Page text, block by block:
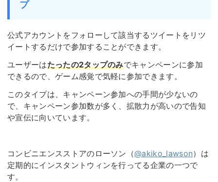
プ
公式アカウントをフォローして該当するツイートをリツ
イートするだけで参加することができます。
ユーザーはたったの2タップのみでキャンペーンに参加
できるので、ゲーム感覚で気軽に参加できます。
このタイプは、キャンペーン参加への手間が少ないの
で、キャンペーン参加数が多く、拡散力が高いので告知
や宣伝に向いています。
コンビニエンスストアのローソン（@akiko_lawson）は
定期的にインスタントウィンを行ってる企業の一つで
す。